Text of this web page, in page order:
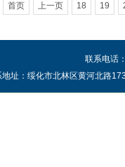
首页 上一页 18 19
联系电话
地址：绥化市北林区黄河北路